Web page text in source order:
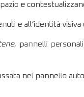
e
e all’identità visiva
, pannelli
nel pannello